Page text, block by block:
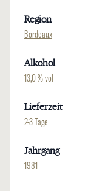
Region
Bordeaux
Alkohol
13,0 % vol
Lieferzeit
2-3 Tage
Jahrgang
1981